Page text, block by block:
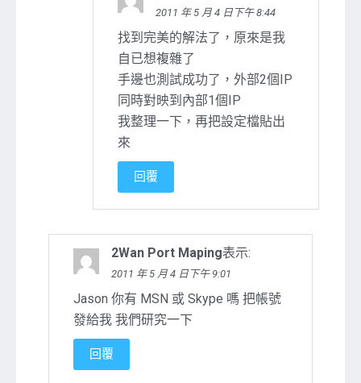
2011 年 5 月 4 日下午 8:44
找到完美的解法了，原來是我
自已想複雜了
手邊也測試成功了，外部2個IP
同時對映到內部1個IP
我整理一下，再把設定檔貼出
來
回覆
2Wan Port Maping表示:
2011 年 5 月 4 日下午 9:01
Jason 你有 MSN 或 Skype 嗎 把帳號
發給我 我們研究一下
回覆